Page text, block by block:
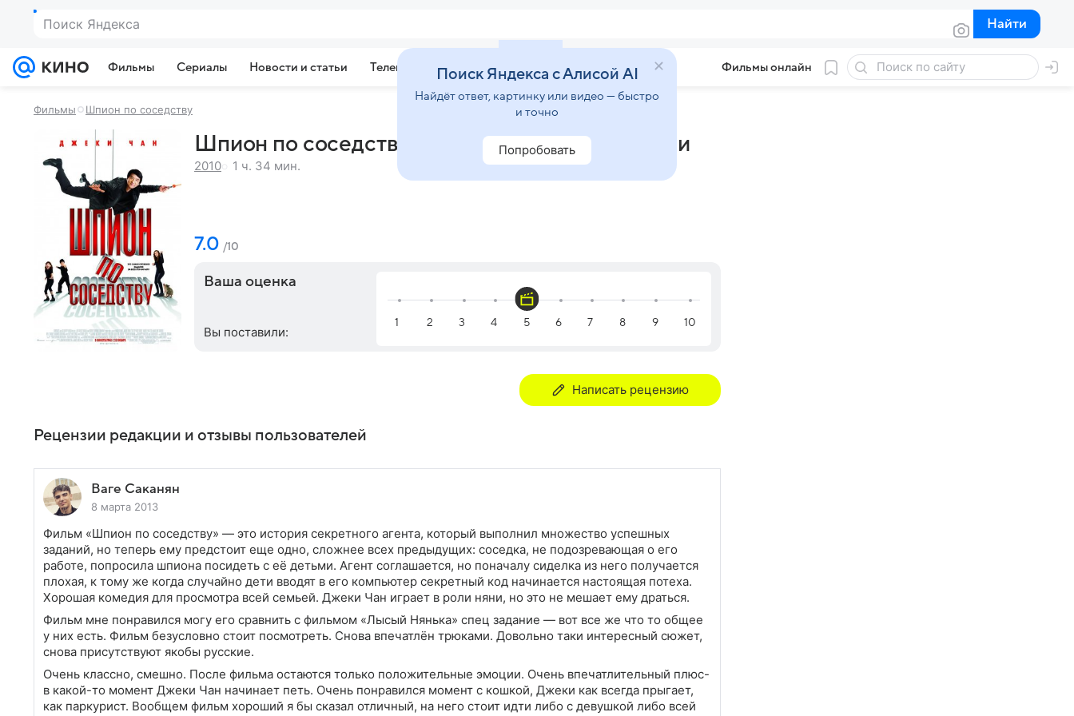
Поиск Яндекса Найти
Найти
Фильмы Сериалы Новости и статьи Телепрограмма Звезды Фильмы онлайн
Фильмы Шпион по соседству
Шпион по соседству (2010) - отзывы и рецензии
2010 1 ч. 34 мин.
7.0 /10
Ваша оценка
Вы поставили:
Написать рецензию
Рецензии редакции и отзывы пользователей
Ваге Саканян
8 марта 2013
Фильм «Шпион по соседству» — это история секретного агента, который выполнил множество успешных
заданий, но теперь ему предстоит еще одно, сложнее всех предыдущих: соседка, не подозревающая о его
работе, попросила шпиона посидеть с её детьми. Агент соглашается, но поначалу сиделка из него получается
плохая, к тому же когда случайно дети вводят в его компьютер секретный код начинается настоящая потеха.
Хорошая комедия для просмотра всей семьей. Джеки Чан играет в роли няни, но это не мешает ему драться.
Фильм мне понравился могу его сравнить с фильмом «Лысый Нянька» спец задание — вот все же что то общее
у них есть. Фильм безусловно стоит посмотреть. Снова впечатлён трюками. Довольно таки интересный сюжет,
снова присутствуют якобы русские.
Очень классно, смешно. После фильма остаются только положительные эмоции. Очень впечатлительный плюс-
в какой-то момент Джеки Чан начинает петь. Очень понравился момент с кошкой, Джеки как всегда прыгает,
как паркурист. Вообщем фильм хороший я бы сказал отличный, на него стоит идти либо с девушкой либо всей
Поиск Яндекса с Алисой AI
Найдёт ответ, картинку или видео — быстро
и точно
Попробовать